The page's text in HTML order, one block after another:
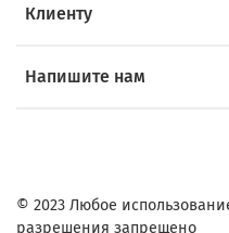
Клиенту
Напишите нам
© 2023 Любое
разрешения запрещено